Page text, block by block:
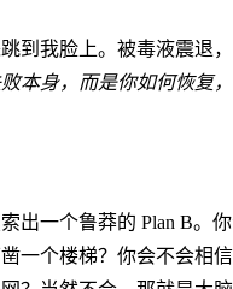
到我脸上。被毒液震退
本身，而是你如何恢复
出一个鲁莽的 Plan B。
一个楼梯？你会不会相